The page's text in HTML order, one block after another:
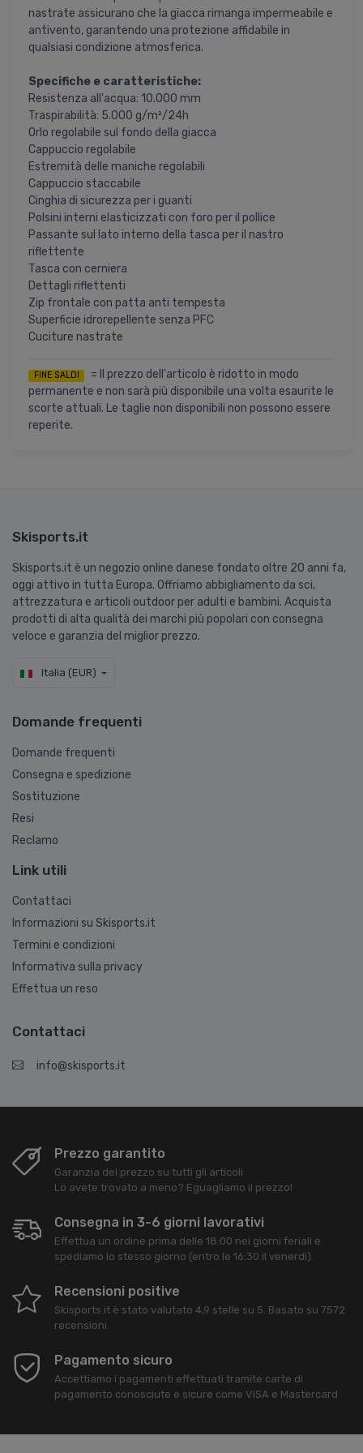
nastrate assicurano che la giacca rimanga impermeabile e
antivento, garantendo una protezione affidabile in
qualsiasi condizione atmosferica.
Specifiche e caratteristiche:
Resistenza all'acqua: 10.000 mm
Traspirabilità: 5.000 g/m²/24h
Orlo regolabile sul fondo della giacca
Cappuccio regolabile
Estremità delle maniche regolabili
Cappuccio staccabile
Cinghia di sicurezza per i guanti
Polsini interni elasticizzati con foro per il pollice
Passante sul lato interno della tasca per il nastro
riflettente
Tasca con cerniera
Dettagli riflettenti
Zip frontale con patta anti tempesta
Superficie idrorepellente senza PFC
Cuciture nastrate
FINE SALDI
= Il prezzo dell'articolo è ridotto in modo
permanente e non sarà più disponibile una volta esaurite le
scorte attuali. Le taglie non disponibili non possono essere
reperite.
Skisports.it
Skisports.it è un negozio online danese fondato oltre 20 anni fa,
oggi attivo in tutta Europa. Offriamo abbigliamento da sci,
attrezzatura e articoli outdoor per adulti e bambini. Acquista
prodotti di alta qualità dei marchi più popolari con consegna
veloce e garanzia del miglior prezzo.
Italia (EUR)
Domande frequenti
Domande frequenti
Consegna e spedizione
Sostituzione
Resi
Reclamo
Link utili
Contattaci
Informazioni su Skisports.it
Termini e condizioni
Informativa sulla privacy
Effettua un reso
Contattaci
info@skisports.it
Prezzo garantito
Garanzia del prezzo su tutti gli articoli
Lo avete trovato a meno? Eguagliamo il prezzo!
Consegna in 3-6 giorni lavorativi
Effettua un ordine prima delle 18:00 nei giorni feriali e
spediamo lo stesso giorno (entro le 16:30 il venerdì).
Recensioni positive
Skisports.it è stato valutato 4,9 stelle su 5 . Basato su 7572
recensioni.
Pagamento sicuro
Accettiamo i pagamenti effettuati tramite carte di
pagamento conosciute e sicure come VISA e Mastercard